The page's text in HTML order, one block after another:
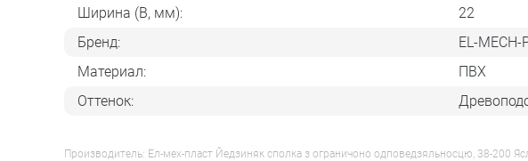
Ширина (B, мм):
22
Бренд:
EL-MECH-
Материал:
ПВХ
Оттенок:
Производитель: Ел-мех-пласт Йедзиняк сполка з ограничоно одповедзяльносцю, 38-200